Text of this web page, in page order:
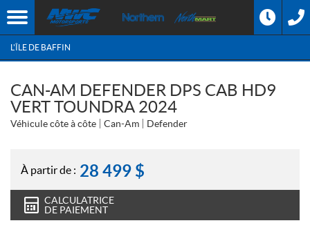
L'ÎLE DE BAFFIN
CAN-AM DEFENDER DPS CAB HD9
VERT TOUNDRA 2024
Véhicule côte à côte Can-Am Defender
À partir de : 28 499 $
CALCULATRICE
DE PAIEMENT